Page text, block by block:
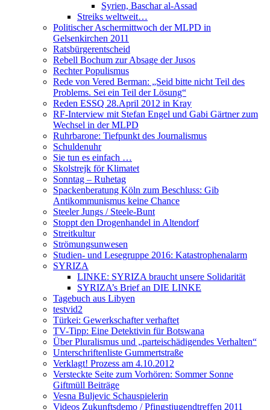
Syrien, Baschar al-Assad
Streiks weltweit…
Politischer Aschermittwoch der MLPD in
Gelsenkirchen 2011
Ratsbürgerentscheid
Rebell Bochum zur Absage der Jusos
Rechter Populismus
Rede von Vered Berman: „Seid bitte nicht Teil des
Problems. Sei ein Teil der Lösung“
Reden ESSQ 28.April 2012 in Kray
RF-Interview mit Stefan Engel und Gabi Gärtner zum
Wechsel in der MLPD
Ruhrbarone: Tiefpunkt des Journalismus
Schuldenuhr
Sie tun es einfach …
Skolstrejk för Klimatet
Sonntag – Ruhetag
Spackenberatung Köln zum Beschluss: Gib
Antikommunismus keine Chance
Steeler Jungs / Steele-Bunt
Stoppt den Drogenhandel in Altendorf
Streitkultur
Strömungsunwesen
Studien- und Lesegruppe 2016: Katastrophenalarm
SYRIZA
LINKE: SYRIZA braucht unsere Solidarität
SYRIZA’s Brief an DIE LINKE
Tagebuch aus Libyen
testvid2
Türkei: Gewerkschafter verhaftet
TV-Tipp: Eine Detektivin für Botswana
Über Pluralismus und „parteischädigendes Verhalten“
Unterschriftenliste Gummertstraße
Verklagt! Prozess am 4.10.2012
Versteckte Seite zum Vorhören: Sommer Sonne
Giftmüll Beiträge
Vesna Buljevic Schauspielerin
Videos Zukunftsdemo / Pfingstjugendtreffen 2011